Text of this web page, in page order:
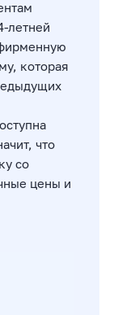
летней
которая
что
со
цены и